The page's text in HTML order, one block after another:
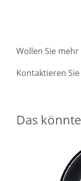
Wollen Sie
Kontaktieren
Das